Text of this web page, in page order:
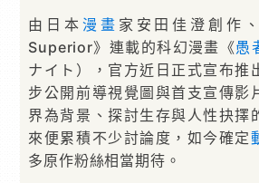
由日本 漫畫 家安田佳澄創作
Superior》連載的科幻漫畫《愚
ナイト），官方近日正式宣布推
步公開前導視覺圖與首支宣傳影
界為背景、探討生存與人性抉擇
來便累積不少討論度，如今確定
多原作粉絲相當期待。